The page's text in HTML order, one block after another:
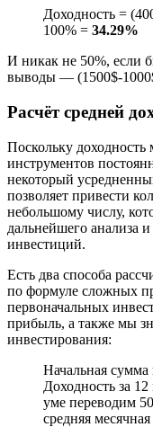
Доходность =
100% = 34.29%
И никак не 50%, если
выводы — (1500$-
Расчёт средней
Поскольку
инструментов
некоторый
позволяет привести
небольшому числу,
дальнейшего анализа
инвестиций.
Есть два способа
по формуле сложных
первоначальных
прибыль, а также мы
инвестирования:
Начальная
Доходность за 12
уме переводим
средняя